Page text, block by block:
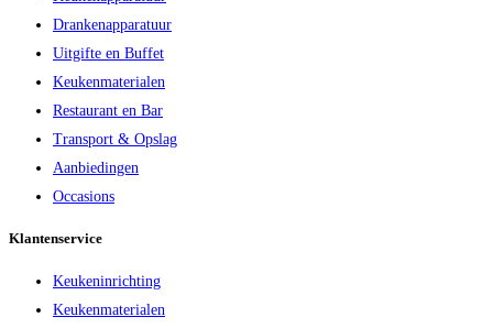
Drankenapparatuur
Uitgifte en Buffet
Keukenmaterialen
Restaurant en Bar
Transport & Opslag
Aanbiedingen
Occasions
Klantenservice
Keukeninrichting
Keukenmaterialen